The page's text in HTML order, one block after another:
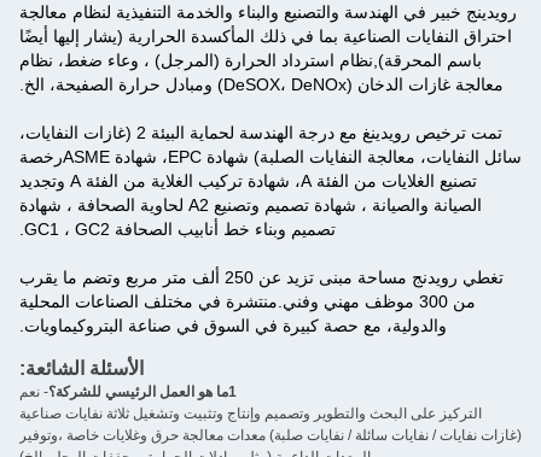
رويدينج خبير في الهندسة والتصنيع والبناء والخدمة التنفيذية لنظام معالجة
احتراق النفايات الصناعية بما في ذلك المأكسدة الحرارية (يشار إليها أيضًا
باسم المحرقة),نظام استرداد الحرارة (المرجل) ، وعاء ضغط، نظام
معالجة غازات الدخان (DeSOX، DeNOx) ومبادل حرارة الصفيحة، الخ.
تمت ترخيص رويدينغ مع درجة الهندسة لحماية البيئة 2 (غازات النفايات،
سائل النفايات، معالجة النفايات الصلبة) شهادة EPC، شهادة ASMEرخصة
تصنيع الغلايات من الفئة A، شهادة تركيب الغلاية من الفئة A وتجديد
الصيانة والصيانة ، شهادة تصميم وتصنيع A2 لحاوية الصحافة ، شهادة
تصميم وبناء خط أنابيب الصحافة GC1 ، GC2.
تغطي رويدنج مساحة مبنى تزيد عن 250 ألف متر مربع وتضم ما يقرب
من 300 موظف مهني وفني.منتشرة في مختلف الصناعات المحلية
والدولية، مع حصة كبيرة في السوق في صناعة البتروكيماويات.
الأسئلة الشائعة:
1ما هو العمل الرئيسي للشركة؟
- نعم
التركيز على البحث والتطوير وتصميم وإنتاج وتثبيت وتشغيل ثلاثة نفايات صناعية
(غازات نفايات / نفايات سائلة / نفايات صلبة) معدات معالجة حرق وغلايات خاصة ،وتوفير